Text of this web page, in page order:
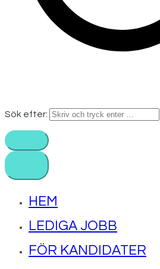
Sök efter:
HEM
LEDIGA JOBB
FÖR KANDIDATER